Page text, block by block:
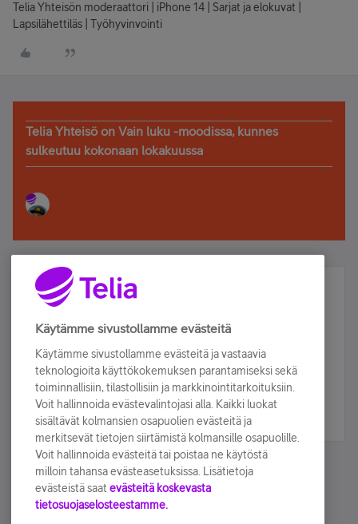
Telia Yhteisön moderaattori | iPhone 14 | Sarjat ja elokuvat |
Lapsilähettiläs | Työhyvinvointi
Telia Yhteisö on Vain luku -moodissa, kunnes
sulkeutuu kokonaan lokakuussa
Älä jää paitsi – osallistu ja voita!
Tilaa Telian uutiskirje ja olet mukana arvonnassa.
sähköpostiisi.
Tilaa nyt
Käytämme sivustollamme evästeitä
Käytämme sivustollamme evästeitä ja vastaavia
teknologioita käyttökokemuksen parantamiseksi sekä
toiminnallisiin, tilastollisiin ja markkinointitarkoituksiin.
Voit hallinnoida evästevalintojasi alla. Kaikki luokat
sisältävät kolmansien osapuolien evästeitä ja
merkitsevät tietojen siirtämistä kolmansille osapuolille.
Voit hallinnoida evästeitä tai poistaa ne käytöstä
milloin tahansa evästeasetuksissa. Lisätietoja
evästeistä saat evästeitä koskevasta
tietosuojaselosteestamme.